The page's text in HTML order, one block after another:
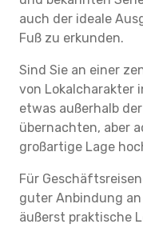
auch der ideale
Fuß zu erkunden.
Sind Sie an einer
von Lokalcharakter
etwas außerhalb
übernachten, aber
großartige Lage
Für
guter Anbindung
äußerst praktische